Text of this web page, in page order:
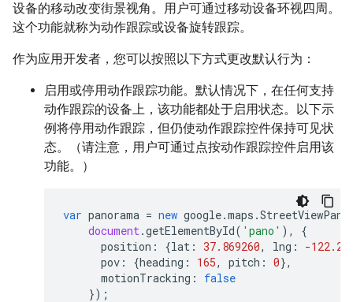
设备的移动改变街景视角。用户可通过移动设备环视四周。
这个功能就称为动作跟踪或设备旋转跟踪。
作为应用开发者，您可以按照以下方式更改默认行为：
启用或停用动作跟踪功能。默认情况下，在任何支持
动作跟踪的设备上，该功能都处于启用状态。以下示
例将停用动作跟踪，但仍使动作跟踪控件保持可见状
态。（请注意，用户可通过点按动作跟踪控件启用该
功能。）
var panorama = new google.maps .
document.getElementById( 'pano' ),
{
position : {lat : 37.869260, lng : -
pov : {heading : 165, pitch : 0},
motionTracking :
false
});